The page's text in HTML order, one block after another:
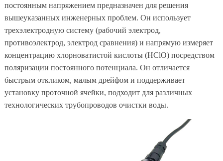
постоянным напряжением предназначен для решения
вышеуказанных инженерных проблем. Он использует
трехэлектродную систему (рабочий электрод,
противоэлектрод, электрод сравнения) и напрямую измеряет
концентрацию хлорноватистой кислоты (HClO) посредством
поляризации постоянного потенциала. Он отличается
быстрым откликом, малым дрейфом и поддерживает
установку проточной ячейки, подходит для различных
технологических трубопроводов очистки воды.